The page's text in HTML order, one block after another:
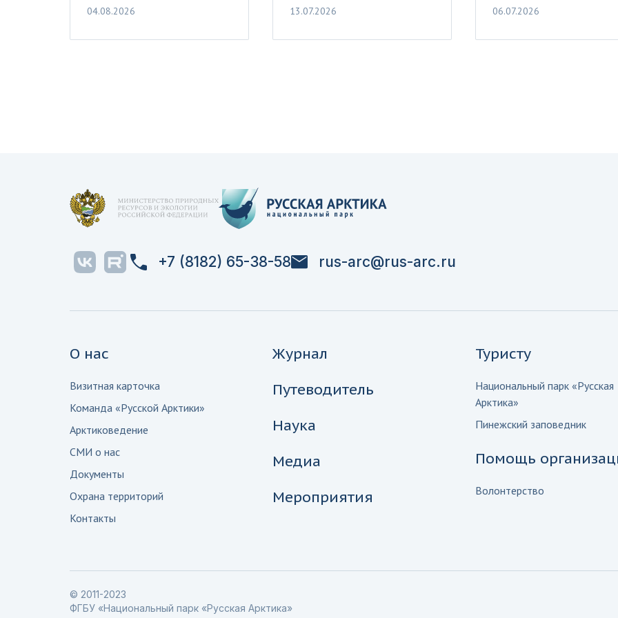
04.08.2026 13.07.2026 06.07.2026
+7 (8182) 65-38-58 rus-arc@rus-arc.ru
О нас
Визитная карточка
Команда «Русской Арктики»
Арктиковедение
СМИ о нас
Документы
Охрана территорий
Контакты
Журнал
Путеводитель
Наука
Медиа
Мероприятия
Туристу
Национальный парк «Русская
Арктика»
Пинежский заповедник
Помощь
Волонтерство
© 2011-2023
ФГБУ «Национальный парк «Русская Арктика»